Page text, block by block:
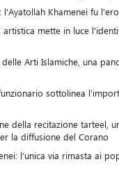
l'Ayatollah Khamenei fu
artistica mette in luce
delle Arti Islamiche, una
sottolinea
della recitazione tarteel,
la diffusione del Corano
l’unica via rimasta ai